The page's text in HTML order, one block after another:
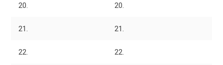
20. 20.
21. 21.
22. 22.